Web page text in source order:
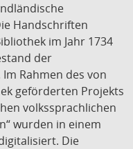
Handschriften
im Jahr 1734
der
Rahmen des von
geförderten Projekts
volkssprachlichen
wurden in einem
Die